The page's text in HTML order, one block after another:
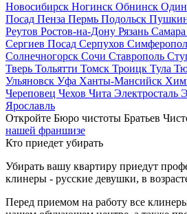
Новосибирск Ногинск Обнинск
Посад Пенза Пермь Подольск
Реутов Ростов-на-Дону Рязань Самара
Сергиев Посад Серпухов
Солнечногорск Сочи Ставрополь
Тверь Тольятти Томск Троицк Тула
Ульяновск Уфа Ханты-Мансийск
Череповец Чехов Чита Электросталь
Ярославль
Откройте Бюро чистоты Братьев
нашей франшизе
Кто приедет убирать
Убирать вашу квартиру приедут
клинеры - русские девушки, в
Перед приемом на работу все